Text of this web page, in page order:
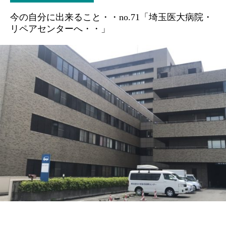
今の自分に出来ること・・no.71「埼玉医大病院・
リペアセンターへ・・」